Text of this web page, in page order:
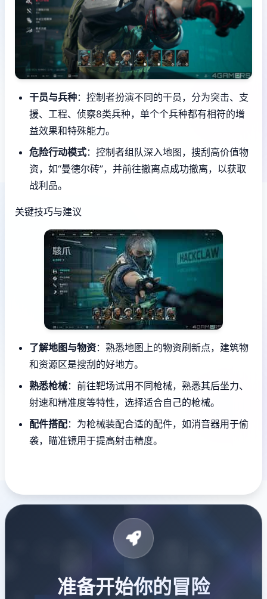
干员与兵种：控制者扮演不同的干员，分为突击、支
援、工程、侦察8类兵种，单个个兵种都有相符的增
益效果和特殊能力。
危险行动模式：控制者组队深入地图，搜刮高价值物
资，如“曼德尔砖”，并前往撤离点成功撤离，以获取
战利品。
关键技巧与建议
了解地图与物资：熟悉地图上的物资刷新点，建筑物
和资源区是搜刮的好地方。
熟悉枪械：前往靶场试用不同枪械，熟悉其后坐力、
射速和精准度等特性，选择适合自己的枪械。
配件搭配：为枪械装配合适的配件，如消音器用于偷
袭，瞄准镜用于提高射击精度。
准备开始你的冒险